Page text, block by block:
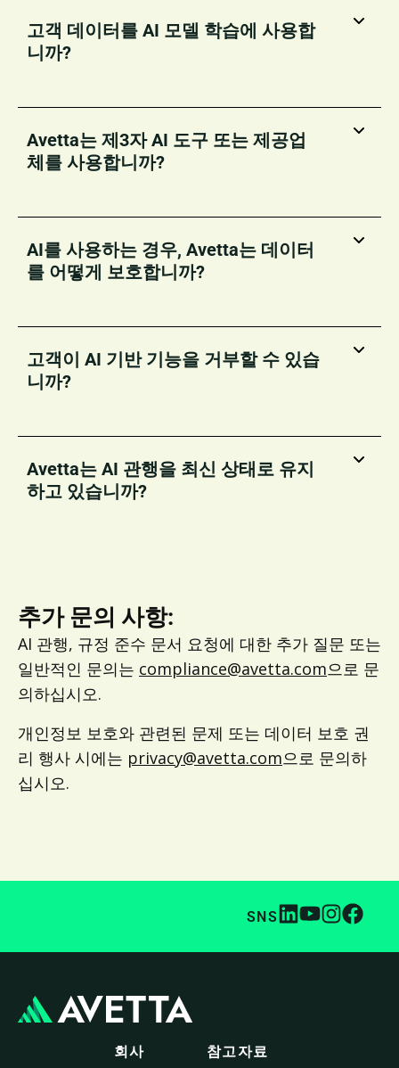
고객 데이터를 AI 모델 학습에 사용합
니까?
Avetta는 제3자 AI 도구 또는 제공업
체를 사용합니까?
AI를 사용하는 경우, Avetta는 데이터
를 어떻게 보호합니까?
고객이 AI 기반 기능을 거부할 수 있습
니까?
Avetta는 AI 관행을 최신 상태로 유지
하고 있습니까?
추가 문의 사항:
AI 관행, 규정 준수 문서 요청에 대한 추가 질문 또는
일반적인 문의는 compliance@avetta.com으로 문
의하십시오.
개인정보 보호와 관련된 문제 또는 데이터 보호 권
리 행사 시에는 privacy@avetta.com으로 문의하
십시오.
SNS
회사
참고자료